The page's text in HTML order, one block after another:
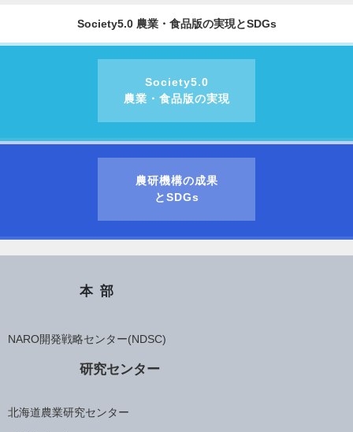
Society5.0 農業・食品版の実現とSDGs
Society5.0
農業・食品版の実現
農研機構の成果
とSDGs
本部
NARO開発戦略センター(NDSC)
研究センター
北海道農業研究センター